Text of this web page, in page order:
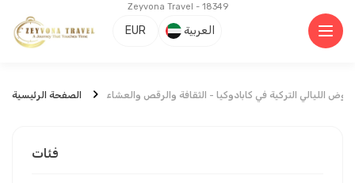
Zeyvona Travel - 18349
EUR العربية
الصفحة الرئيسية عروض الليالي التركية في كابادوكيا - الثقافة والرقص والعشاء
فئات